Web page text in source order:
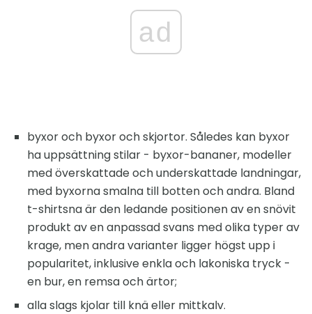
ad
byxor och byxor och skjortor. Således kan byxor
ha uppsättning stilar - byxor-bananer, modeller
med överskattade och underskattade landningar,
med byxorna smalna till botten och andra. Bland
t-shirtsna är den ledande positionen av en snövit
produkt av en anpassad svans med olika typer av
krage, men andra varianter ligger högst upp i
popularitet, inklusive enkla och lakoniska tryck -
en bur, en remsa och ärtor;
alla slags kjolar till knä eller mittkalv.